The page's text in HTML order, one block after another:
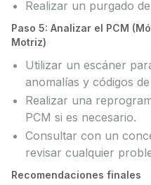
Realizar un purgado
Paso 5: Analizar el PCM
Motriz)
Utilizar un escáner
anomalías y códigos
Realizar una
PCM si es necesario.
Consultar con un
revisar cualquier
Recomendaciones finales